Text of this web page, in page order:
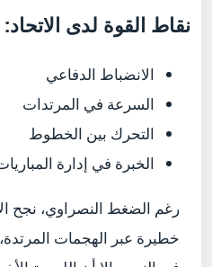
نقاط القوة لدى الاتحاد:
الانضباط الدفاعي
السرعة في المرتدات
التحرك بين الخطوط
الخبرة في إدارة
رغم الضغط النصراوي، نجح
خطيرة عبر الهجمات